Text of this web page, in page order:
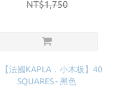
NT$1,750